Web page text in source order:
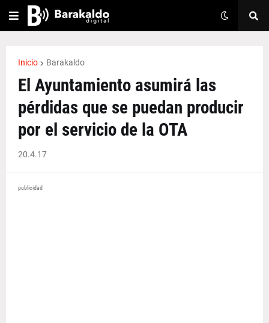
Inicio Barakaldo
El Ayuntamiento asumirá las
pérdidas que se puedan producir
por el servicio de la OTA
20.4.17
publicidad